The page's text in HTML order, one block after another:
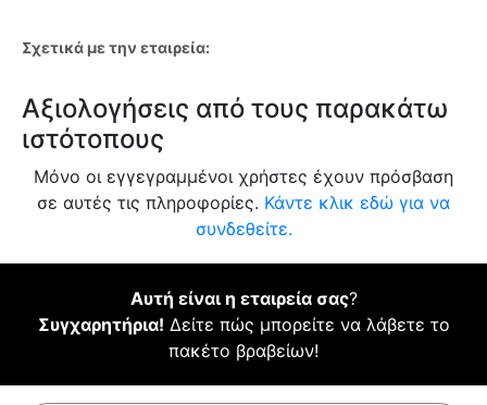
Σχετικά με την εταιρεία:
Αξιολογήσεις από τους παρακάτω
ιστότοπους
Μόνο οι εγγεγραμμένοι χρήστες έχουν πρόσβαση
σε αυτές τις πληροφορίες. Κάντε κλικ εδώ για να
συνδεθείτε.
Αυτή είναι η εταιρεία σας?
Συγχαρητήρια! Δείτε πώς μπορείτε να λάβετε το
πακέτο βραβείων!